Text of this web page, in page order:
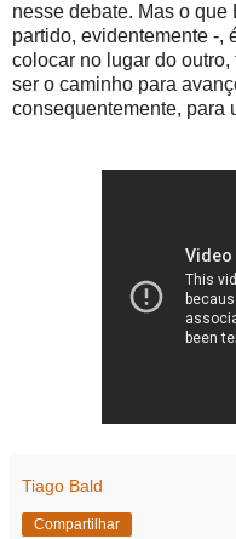
nesse debate. Mas o
partido, evidentemente -,
colocar no lugar do
ser o caminho para
consequentemente, para
Tiago Bald
Compartilhar